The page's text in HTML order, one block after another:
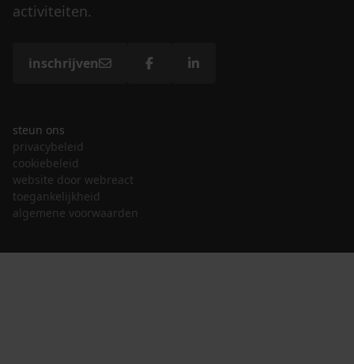
activiteiten.
inschrijven
steun ons
privacybeleid
cookiebeleid
website door webreact
toegankelijkheid
algemene voorwaarden